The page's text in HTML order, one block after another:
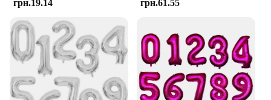
грн.19.14 грн.61.55